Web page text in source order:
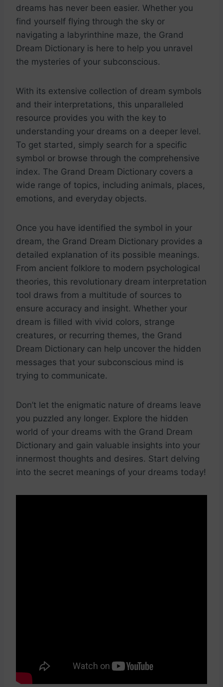
dreams has never been‍ easier.​ Whether you
find yourself flying ⁤through the sky or
navigating a labyrinthine​ maze, the ​Grand
Dream Dictionary ‍is here to help you unravel
the mysteries ⁤of your ⁤subconscious.
With ⁢its extensive collection of dream symbols
and their interpretations, this unparalleled⁤
resource provides you with ⁤the key to⁣
understanding your dreams ⁤on a deeper ⁢level.
To ⁢get ⁢started, simply search for a specific
symbol⁢ or‌ browse⁢ through the comprehensive
index. The ‍Grand Dream Dictionary covers⁢ a
wide range⁢ of topics,⁣ including ⁢animals, places,‍
emotions,⁣ and everyday ‍objects.
Once you have identified ⁢the symbol in ⁢your
⁢dream, the Grand Dream Dictionary provides⁤ a
detailed explanation of ⁤its possible meanings.
From ‌ancient folklore to modern psychological
theories, ⁤this ⁢revolutionary dream⁣ interpretation‍
tool⁤ draws from‌ a multitude ⁤of​ sources to
ensure accuracy and‌ insight. Whether your
⁢dream⁤ is filled with vivid⁣ colors,⁢ strange‌
creatures, ​or recurring⁤ themes, ​the Grand
⁢Dream ‌Dictionary can⁤ help ⁢uncover the hidden
⁣messages that your subconscious mind is
trying to ​communicate.
Don’t ⁣let ⁢the enigmatic nature⁢ of dreams⁤ leave ​
you puzzled any longer. Explore the hidden
world of ​your dreams with the Grand Dream‍
Dictionary⁤ and‍ gain valuable insights⁣ into your‍
innermost‌ thoughts ‍and ⁢desires. Start‌ delving
into ‍the secret meanings ‍of your dreams today!